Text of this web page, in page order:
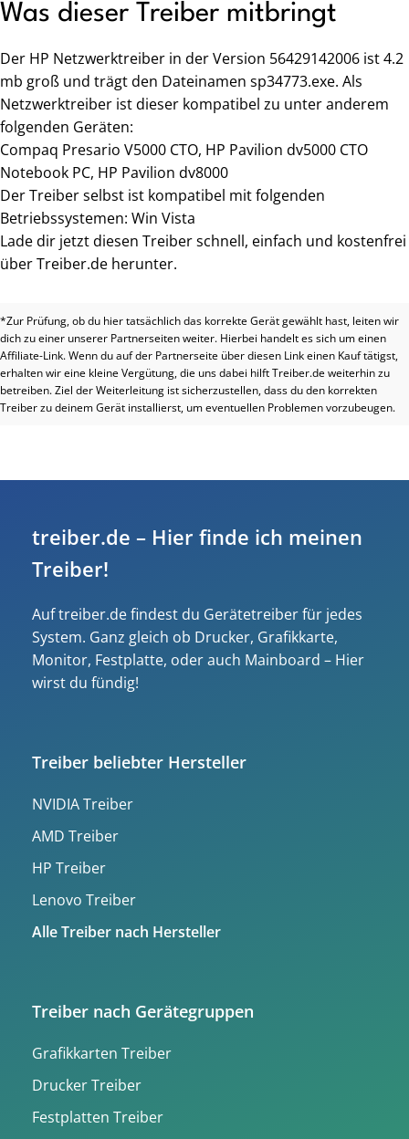
Was dieser Treiber mitbringt
Der HP Netzwerktreiber in der Version 56429142006 ist 4.2
mb groß und trägt den Dateinamen sp34773.exe. Als
Netzwerktreiber ist dieser kompatibel zu unter anderem
folgenden Geräten:
Compaq Presario V5000 CTO, HP Pavilion dv5000 CTO
Notebook PC, HP Pavilion dv8000
Der Treiber selbst ist kompatibel mit folgenden
Betriebssystemen: Win Vista
Lade dir jetzt diesen Treiber schnell, einfach und kostenfrei
über Treiber.de herunter.
*Zur Prüfung, ob du hier tatsächlich das korrekte Gerät gewählt hast, leiten wir
dich zu einer unserer Partnerseiten weiter. Hierbei handelt es sich um einen
Affiliate-Link. Wenn du auf der Partnerseite über diesen Link einen Kauf tätigst,
erhalten wir eine kleine Vergütung, die uns dabei hilft Treiber.de weiterhin zu
betreiben. Ziel der Weiterleitung ist sicherzustellen, dass du den korrekten
Treiber zu deinem Gerät installierst, um eventuellen Problemen vorzubeugen.
treiber.de – Hier finde ich meinen
Treiber!
Auf treiber.de findest du Gerätetreiber für jedes
System. Ganz gleich ob Drucker, Grafikkarte,
Monitor, Festplatte, oder auch Mainboard – Hier
wirst du fündig!
Treiber beliebter Hersteller
NVIDIA Treiber
AMD Treiber
HP Treiber
Lenovo Treiber
Alle Treiber nach Hersteller
Treiber nach Gerätegruppen
Grafikkarten Treiber
Drucker Treiber
Festplatten Treiber